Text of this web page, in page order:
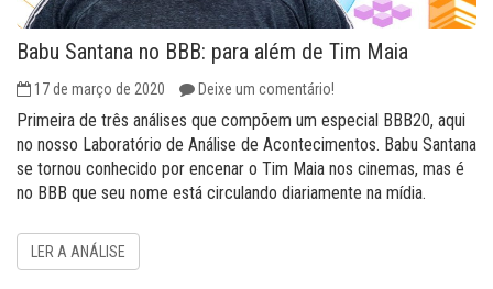
Babu Santana no BBB: para além de Tim Maia
17 de março de 2020 Deixe um comentário!
Primeira de três análises que compõem um especial BBB20, aqui
no nosso Laboratório de Análise de Acontecimentos. Babu Santana
se tornou conhecido por encenar o Tim Maia nos cinemas, mas é
no BBB que seu nome está circulando diariamente na mídia.
LER A ANÁLISE